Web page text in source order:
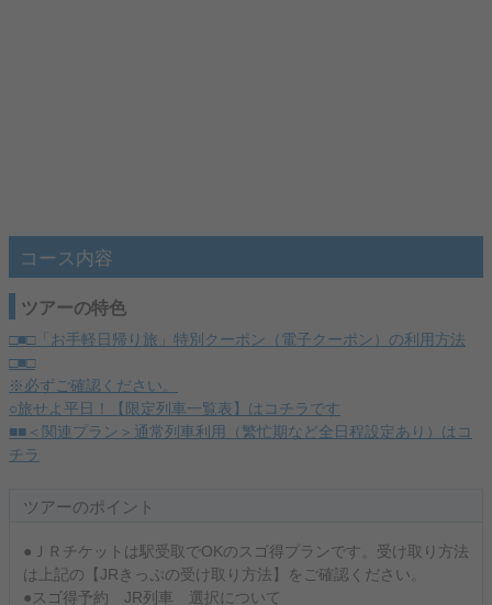
コース内容
ツアーの特色
□■□「お手軽日帰り旅」特別クーポン（電子クーポン）の利用方法
□■□
※必ずご確認ください。
○旅せよ平日！【限定列車一覧表】はコチラです
■■＜関連プラン＞通常列車利用（繁忙期など全日程設定あり）はコ
チラ
ツアーのポイント
●ＪＲチケットは駅受取でOKのスゴ得プランです。受け取り方法
は上記の【JRきっぷの受け取り方法】をご確認ください。
●スゴ得予約 JR列車 選択について